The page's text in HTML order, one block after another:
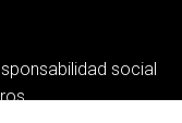
social